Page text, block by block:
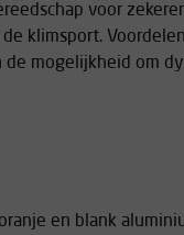
voor
klimsport.
mogelijkheid om
en blank